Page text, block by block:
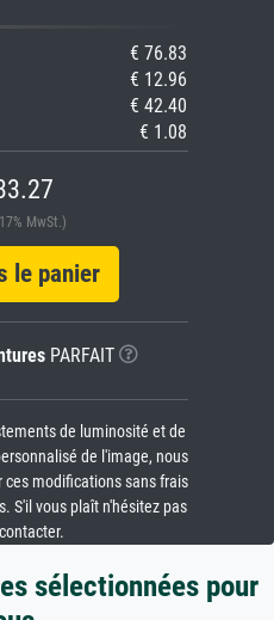
€ 76.83
€ 12.96
€ 42.40
€ 1.08
MwSt.)
panier
PARFAIT
de luminosité et de
de l'image, nous
modifications sans frais
S'il vous plaît n'hésitez pas
sélectionnées pour